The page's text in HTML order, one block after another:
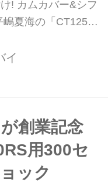
! カムカバー&シフ
嶋夏海の「CT125・
ンターカブをベー
らリリースされる
だパーツ、作業の
トバイ編集部/写
平嶋夏海
イ
創業記念
用300セ
ック